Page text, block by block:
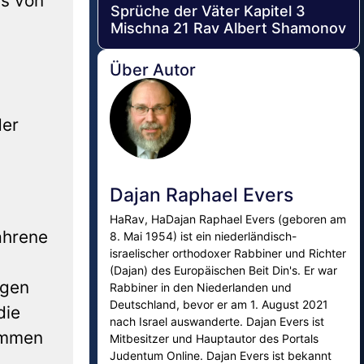
Sprüche der Väter Kapitel 3
Mischna 21 Rav Albert Shamonov
Über Autor
Dajan Raphael Evers
HaRav, HaDajan Raphael Evers (geboren am
8. Mai 1954) ist ein niederländisch-
israelischer orthodoxer Rabbiner und Richter
(Dajan) des Europäischen Beit Din's. Er war
Rabbiner in den Niederlanden und
Deutschland, bevor er am 1. August 2021
nach Israel auswanderte. Dajan Evers ist
Mitbesitzer und Hauptautor des Portals
Judentum Online. Dajan Evers ist bekannt